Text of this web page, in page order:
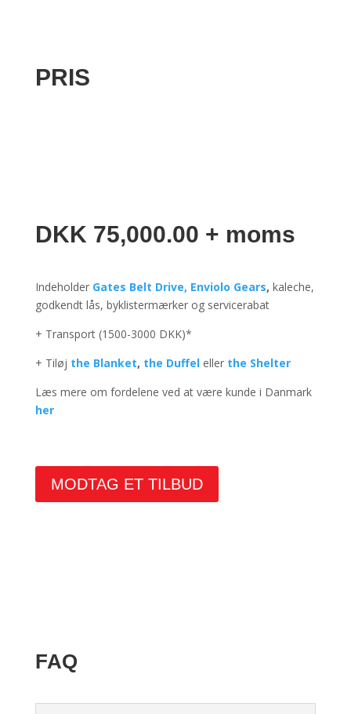
PRIS
DKK 75,000.00 + moms
Indeholder Gates Belt Drive, Enviolo Gears, kaleche,
godkendt lås, byklistermærker og servicerabat
+ Transport (1500-3000 DKK)*
+ Tiløj the Blanket, the Duffel eller the Shelter
Læs mere om fordelene ved at være kunde i Danmark
her
MODTAG ET TILBUD
FAQ